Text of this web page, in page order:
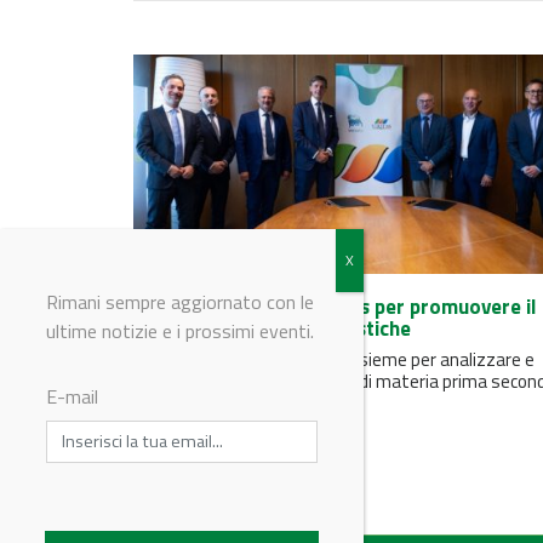
Accordo Versalis - Veritas per promuovere il
riciclo avanzato delle plastiche
Le due società lavoreranno insieme per analizzare e
selezionare i flussi di rifiuti e di materia prima
Rimani sempre aggiornato con le
ultime notizie e i prossimi eventi.
E-mail